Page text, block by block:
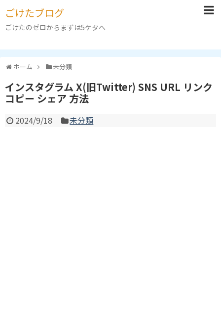
ごけたブログ
ごけたのゼロからまずは5ケタへ
ホーム 未分類
インスタグラム X(旧Twitter) SNS URL リンク
コピー シェア 方法
2024/9/18 未分類